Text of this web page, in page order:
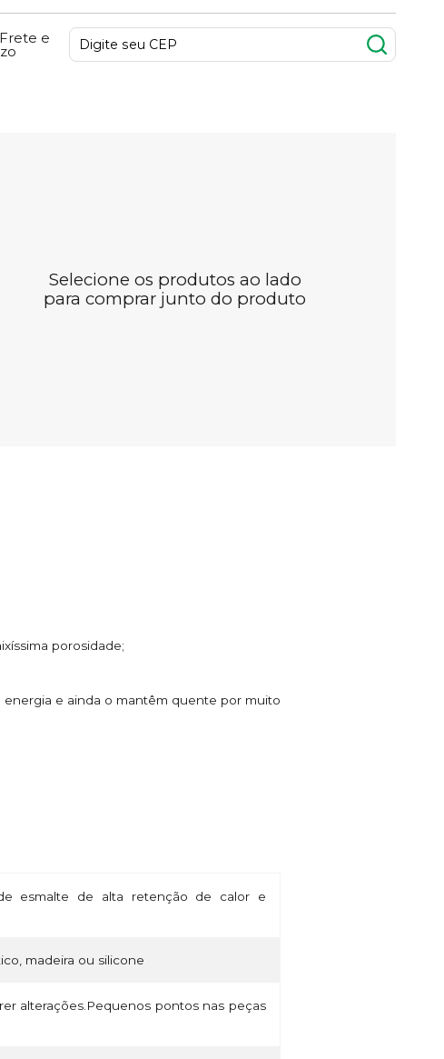
e
Selecione os produtos ao lado
para comprar junto do produto
porosidade;
energia e ainda o mantêm quente por muito
esmalte de alta retenção de calor e
madeira ou silicone
alterações.Pequenos pontos nas peças